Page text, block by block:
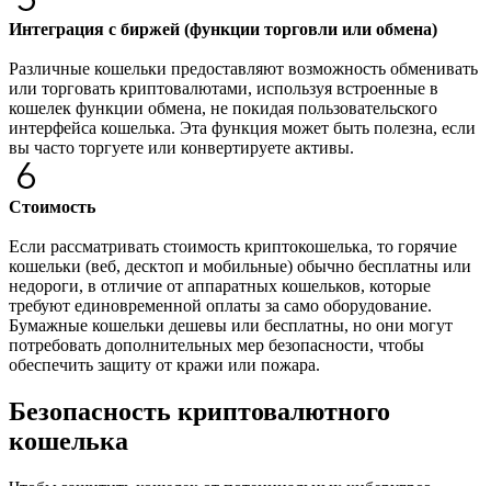
Интеграция с биржей (функции торговли или обмена)
Различные кошельки предоставляют возможность обменивать
или торговать криптовалютами, используя встроенные в
кошелек функции обмена, не покидая пользовательского
интерфейса кошелька. Эта функция может быть полезна, если
вы часто торгуете или конвертируете активы.
Стоимость
Если рассматривать стоимость криптокошелька, то горячие
кошельки (веб, десктоп и мобильные) обычно бесплатны или
недороги, в отличие от аппаратных кошельков, которые
требуют единовременной оплаты за само оборудование.
Бумажные кошельки дешевы или бесплатны, но они могут
потребовать дополнительных мер безопасности, чтобы
обеспечить защиту от кражи или пожара.
Безопасность криптовалютного
кошелька